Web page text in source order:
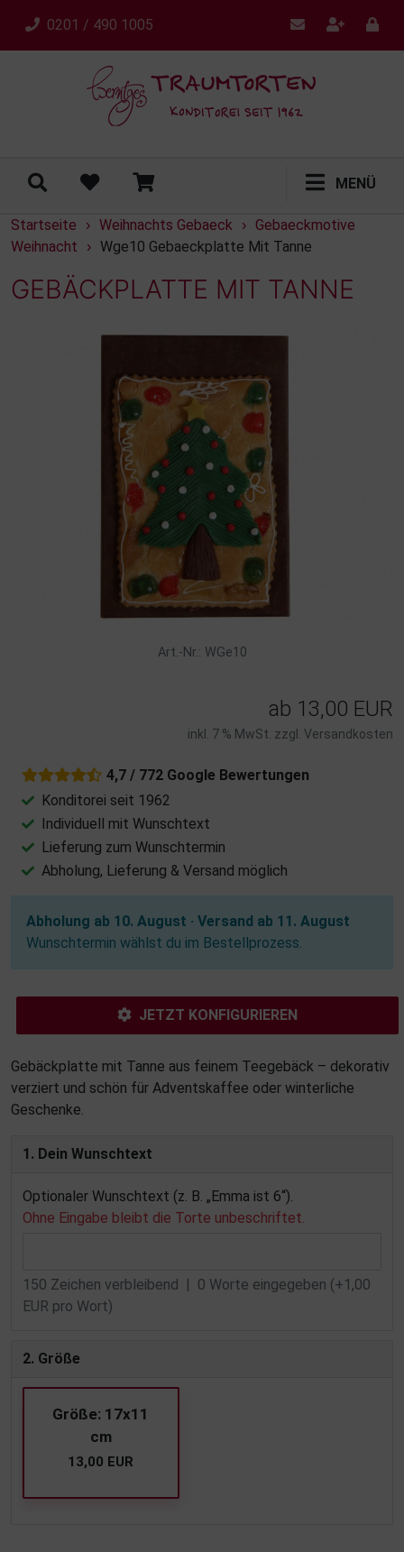
0201 / 490 1005
MENÜ
Startseite › Weihnachts Gebaeck ›
Gebaeckmotive
Weihnacht
› Wge10 Gebaeckplatte Mit Tanne
GEBÄCKPLATTE MIT TANNE
Art.-Nr.: WGe10
ab 13,00 EUR
inkl. 7 % MwSt. zzgl. Versandkosten
4,7 / 772 Google Bewertungen
Konditorei seit 1962
Individuell mit Wunschtext
Lieferung zum Wunschtermin
Abholung, Lieferung & Versand möglich
Abholung ab 10. August · Versand ab 11. August
Wunschtermin wählst du im Bestellprozess.
JETZT KONFIGURIEREN
Gebäckplatte mit Tanne aus feinem Teegebäck – dekorativ
verziert und schön für Adventskaffee oder winterliche
Geschenke.
1. Dein Wunschtext
Optionaler Wunschtext (z. B. „Emma ist 6“).
Ohne Eingabe bleibt die Torte unbeschriftet.
150 Zeichen verbleibend | 0 Worte eingegeben (+1,00
EUR pro Wort)
2. Größe
Größe: 17x11
cm
13,00 EUR